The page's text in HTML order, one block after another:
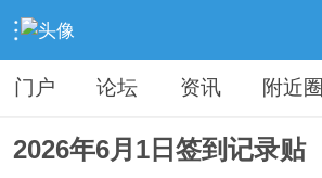
› 分类信息 › 广告灌水 › 内容
门户 论坛 资讯 附近圈
2026年6月1日签到记录贴